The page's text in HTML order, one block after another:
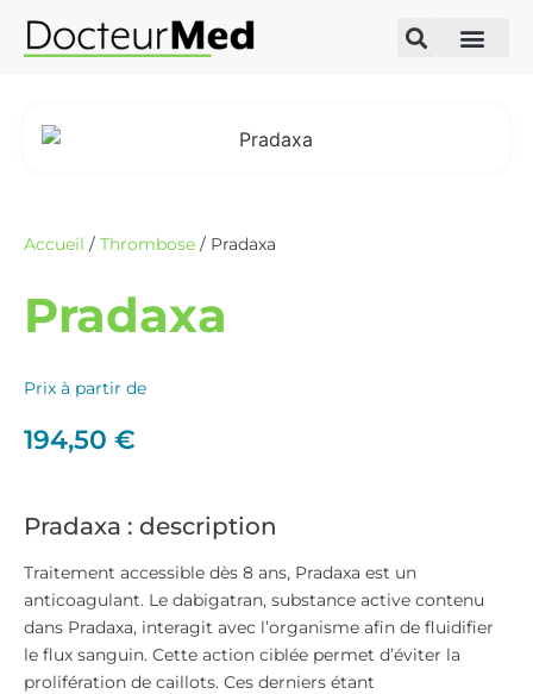
Accueil / Thrombose / Pradaxa
Pradaxa
Prix à partir de
194,50 €
Pradaxa : description
Traitement accessible dès 8 ans, Pradaxa est un
anticoagulant. Le dabigatran, substance active contenu
dans Pradaxa, interagit avec l’organisme afin de fluidifier
le flux sanguin. Cette action ciblée permet d’éviter la
prolifération de caillots. Ces derniers étant